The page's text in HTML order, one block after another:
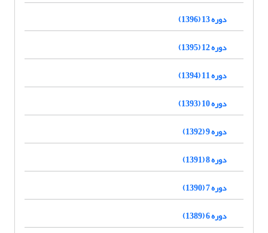
دوره 13 (1396)
دوره 12 (1395)
دوره 11 (1394)
دوره 10 (1393)
دوره 9 (1392)
دوره 8 (1391)
دوره 7 (1390)
دوره 6 (1389)